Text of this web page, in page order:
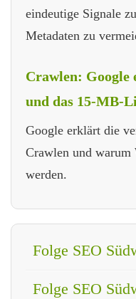
eindeutige Signale
Metadaten zu
Crawlen:
und das 15-MB-
Google erklärt die
Crawlen und warum
werden.
Folge SEO
Folge SEO